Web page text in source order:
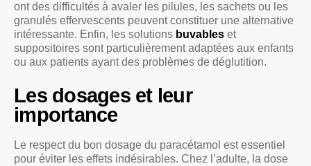
ont des difficultés à avaler les pilules, les sachets ou les
granulés effervescents peuvent constituer une alternative
intéressante. Enfin, les solutions buvables et
suppositoires sont particulièrement adaptées aux enfants
ou aux patients ayant des problèmes de déglutition.
Les dosages et leur
importance
Le respect du bon dosage du paracétamol est essentiel
pour éviter les effets indésirables. Chez l’adulte, la dose